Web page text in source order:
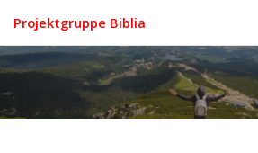
Projektgruppe Biblia